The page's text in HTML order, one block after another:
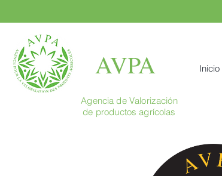
AVPA Inicio
Agencia de Valorización
de productos agrícolas